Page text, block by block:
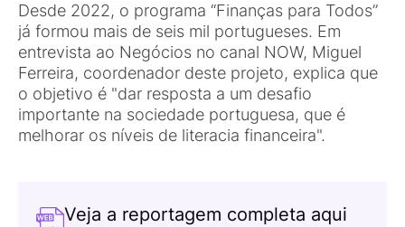
Desde 2022, o programa “Finanças para Todos”
já formou mais de seis mil portugueses. Em
entrevista ao Negócios no canal NOW, Miguel
Ferreira, coordenador deste projeto, explica que
o objetivo é "dar resposta a um desafio
importante na sociedade portuguesa, que é
melhorar os níveis de literacia financeira".
Veja a reportagem completa aqui